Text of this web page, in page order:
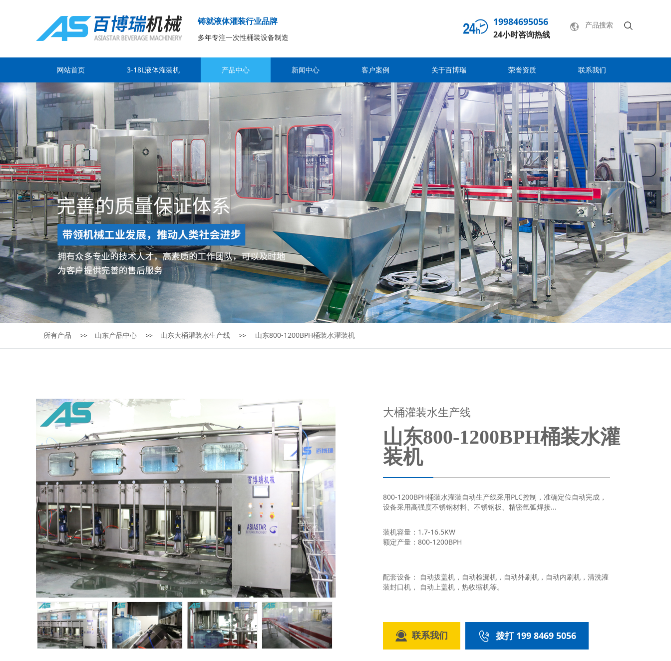
铸就液体灌装行业品牌
多年专注一次性桶装设备制造
19984695056
24小时咨询热线
网站首页 3-18L液体灌装机 产品中心 新闻中心 客户案例 关于百博瑞 荣誉资质 联系我们
所有产品 >> 山东产品中心 >> 山东大桶灌装水生产线 >> 山东800-1200BPH桶装水灌装机
大桶灌装水生产线
山东800-1200BPH桶装水灌
装机
800-1200BPH桶装水灌装自动生产线采用PLC控制，准确定位自动完成，
设备采用高强度不锈钢材料、不锈钢板、精密氩弧焊接...
装机容量：1.7-16.5KW
额定产量：800-1200BPH
配套设备： 自动拔盖机，自动检漏机，自动外刷机，自动内刷机，清洗灌
装封口机， 自动上盖机，热收缩机等。
联系我们 拨打 199 8469 5056